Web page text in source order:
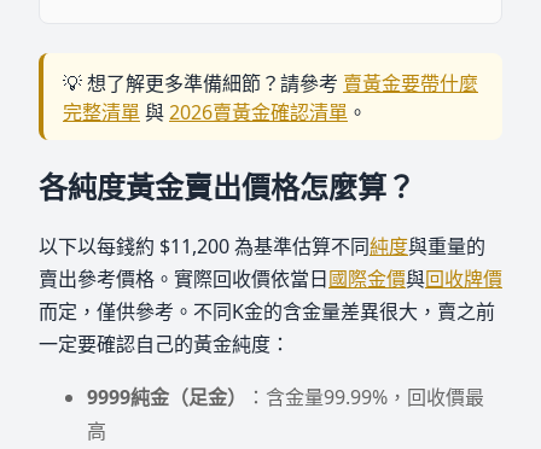
💡 想了解更多準備細節？請參考 賣黃金要帶什麼
完整清單與2026賣黃金確認清單 。
各純度黃金賣出價格怎麼算？
以下以每錢約 $11,200 為基準估算不同純度與重量的
賣出參考價格。實際回收價依當日國際金價與回收牌價
而定，僅供參考。不同K金的含金量差異很大，賣之前
一定要確認自己的黃金純度：
9999純金（足金）
：含金量99.99%，回收價最
高